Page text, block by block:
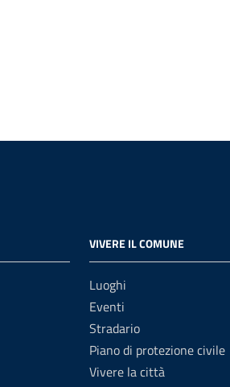
VIVERE IL COMUNE
Luoghi
Eventi
Stradario
Piano di protezione civile
Vivere la città